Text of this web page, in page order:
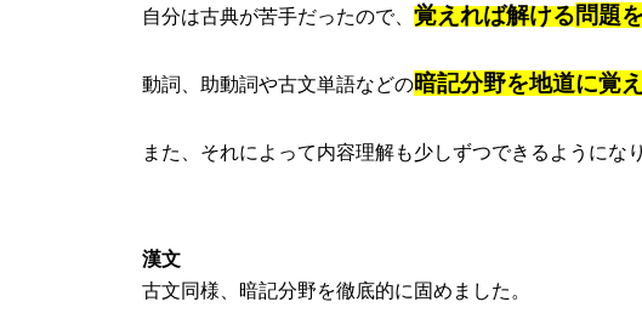
自分は古典が苦手だったので、 覚えれば解ける問題
動詞、助動詞や古文単語などの暗記分野を地道に覚
また、それによって内容理解も少しずつできるようにな
漢文
古文同様、暗記分野を徹底的に固めました。